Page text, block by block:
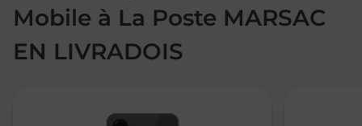
Mobile à La Poste MARSAC
EN LIVRADOIS